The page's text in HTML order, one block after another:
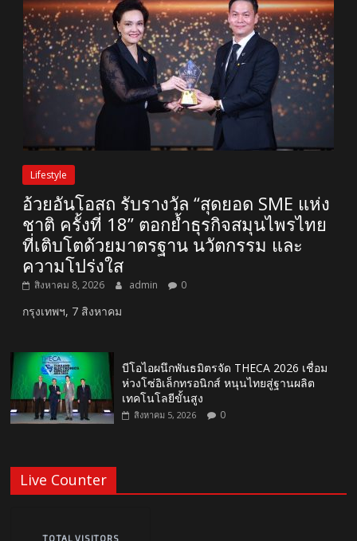
Lifestyle
อ้วยอันโอสถ รับรางวัล “สุดยอด SME แห่ง
ชาติ ครั้งที่ 18” ตอกย้ำธุรกิจสมุนไพรไทย
ที่เติบโตด้วยมาตรฐาน นวัตกรรม และ
ความโปร่งใส
สิงหาคม 8, 2026 admin 0
กรุงเทพฯ, 7 สิงหาคม
บีโอไอผนึกพันธมิตรจัด THECA 2026 เชื่อม
ห่วงโซ่อิเล็กทรอนิกส์ หนุนไทยสู่ฐานผลิต
เทคโนโลยีขั้นสูง
สิงหาคม 5, 2026 0
Live Counter
TOTAL VISITORS